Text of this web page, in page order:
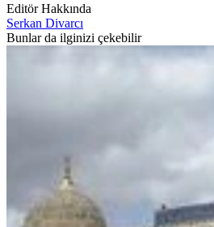
Editör Hakkında
Serkan Divarcı
Bunlar da ilginizi çekebilir